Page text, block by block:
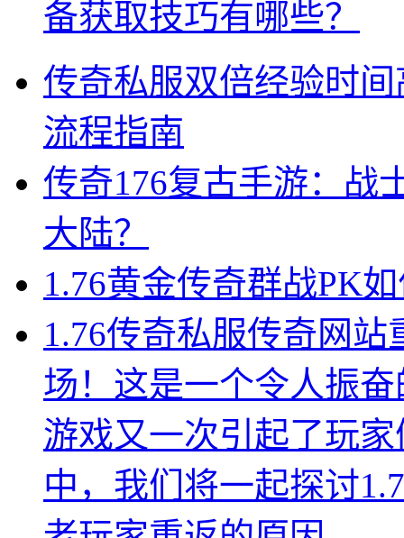
备获取技巧有哪些？
传奇私服双倍经验时
流程指南
传奇176复古手游：战
大陆？
1.76黄金传奇群战PK
1.76传奇私服传奇网
场！这是一个令人振
游戏又一次引起了玩
中，我们将一起探讨